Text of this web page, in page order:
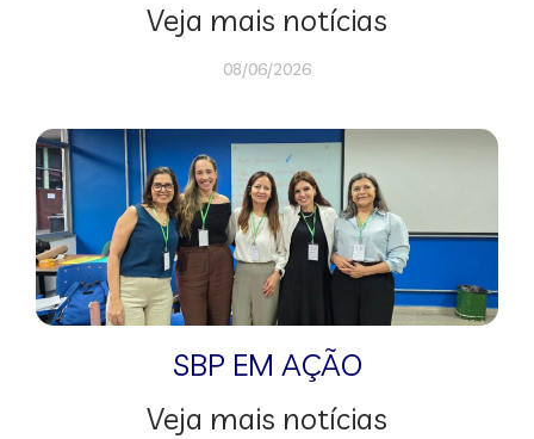
Veja mais notícias
08/06/2026
SBP EM AÇÃO
Veja mais notícias